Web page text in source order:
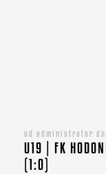
od administrator
U19 | FK
(1:0)